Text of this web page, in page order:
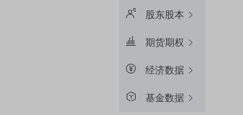
股东股本
期货期权
经济数据
基金数据